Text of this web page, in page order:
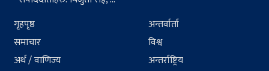
गृहपृष्ठ
समाचार
अर्थ / वाणिज्य
अन्तर्वार्ता
विश्व
अन्तर्राष्ट्रिय